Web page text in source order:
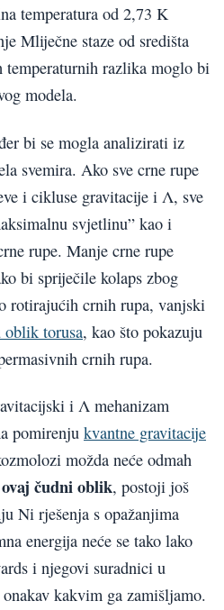
temperatura od 2,73 K
Mliječne staze od središta
temperaturnih razlika moglo bi
modela.
bi se mogla analizirati iz
svemira. Ako sve crne rupe
i cikluse gravitacije i Λ, sve
svjetlinu” kao i
rupe. Manje crne rupe
bi spriječile kolaps zbog
rotirajućih crnih rupa, vanjski
oblik torusa, kao što pokazuju
crnih rupa.
i Λ mehanizam
pomirenju kvantne gravitacije
možda neće odmah
čudni oblik, postoji još
Ni rješenja s opažanjima
energija neće se tako lako
i njegovi suradnici u
kakvim ga zamišljamo.